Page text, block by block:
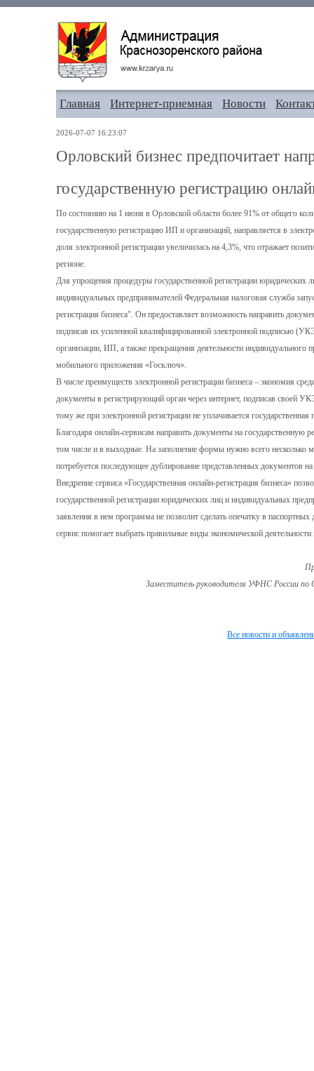
Главная Интернет-приемная Новости
2026-07-07 16:23:07
Орловский бизнес предпочитает
государственную регистрацию
По состоянию на 1 июня в Орловской области более 91% от общего
государственную регистрацию ИП и организаций, направляется в
доля электронной регистрации увеличилась на 4,3%, что отражает
регионе.
Для упрощения процедуры государственной регистрации юридических
индивидуальных предпринимателей Федеральная налоговая служба
регистрация бизнеса". Он предоставляет возможность направить
подписав их усиленной квалифицированной электронной подписью
организации, ИП, а также прекращения деятельности
мобильного приложения «Госключ».
В числе преимуществ электронной регистрации бизнеса – экономия
документы в регистрирующий орган через интернет, подписав своей
тому же при электронной регистрации не уплачивается государственная
Благодаря онлайн-сервисам направить документы на государственную
том числе и в выходные. На заполнение формы нужно всего несколько
потребуется последующее дублирование представленных документов
Внедрение сервиса «Государственная онлайн-регистрация бизнеса»
государственной регистрации юридических лиц и индивидуальных
заявления в нем программа не позволит сделать опечатку в
сервис помогает выбрать правильные виды экономической
Заместитель руководителя УФНС России по
Все новости и